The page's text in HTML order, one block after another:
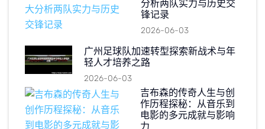
分析两队实力与历史交
锋记录
2026-06-03
广州足球队加速转型探索新战术与年
轻人才培养之路
2026-06-03
吉布森的传奇人生与创
作历程探秘：从音乐到
电影的多元成就与影响
力